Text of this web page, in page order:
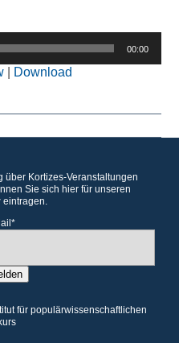
00:00
Download
über Kortizes-Veranstaltungen
Sie sich hier für unseren
eintragen.
für populärwissenschaftlichen